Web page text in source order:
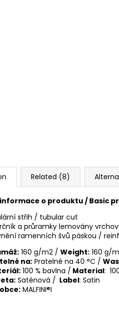
Related (8)
o produktu / Basic
střih / tubular cut
a průramky lemovány
ramenních švů páskou /
160 g/m2 / Weight: 160 g/
na:Pratelné na 40 °C /
100 % bavlna / Material:
Saténová / Label: Satin
MALFINI®I